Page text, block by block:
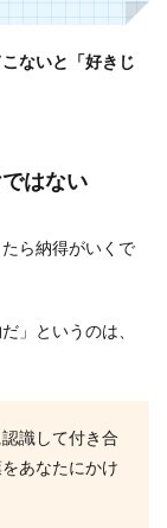
ないと「好きじ
はない
ら納得がいくで
」というのは、
識して付き合
あなたにかけ